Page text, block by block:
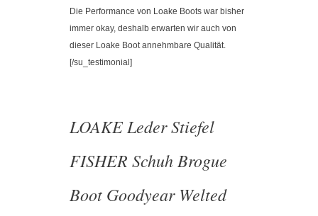
Die Performance von Loake Boots war bisher
immer okay, deshalb erwarten wir auch von
dieser Loake Boot annehmbare Qualität.
[/su_testimonial]
LOAKE Leder Stiefel
FISHER Schuh Brogue
Boot Goodyear Welted